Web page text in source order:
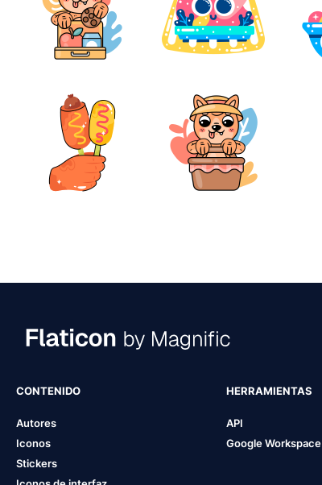
CONTENIDO
Autores
Iconos
Stickers
HERRAMIENTAS
API
Google Workspace